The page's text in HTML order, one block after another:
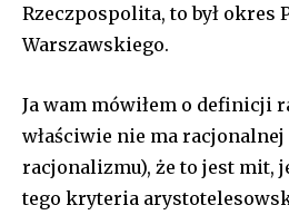
Rzeczpospolita, to był okres
Warszawskiego.
Ja wam mówiłem o definicji
właściwie nie ma
racjonalizmu), że to jest mit,
tego kryteria